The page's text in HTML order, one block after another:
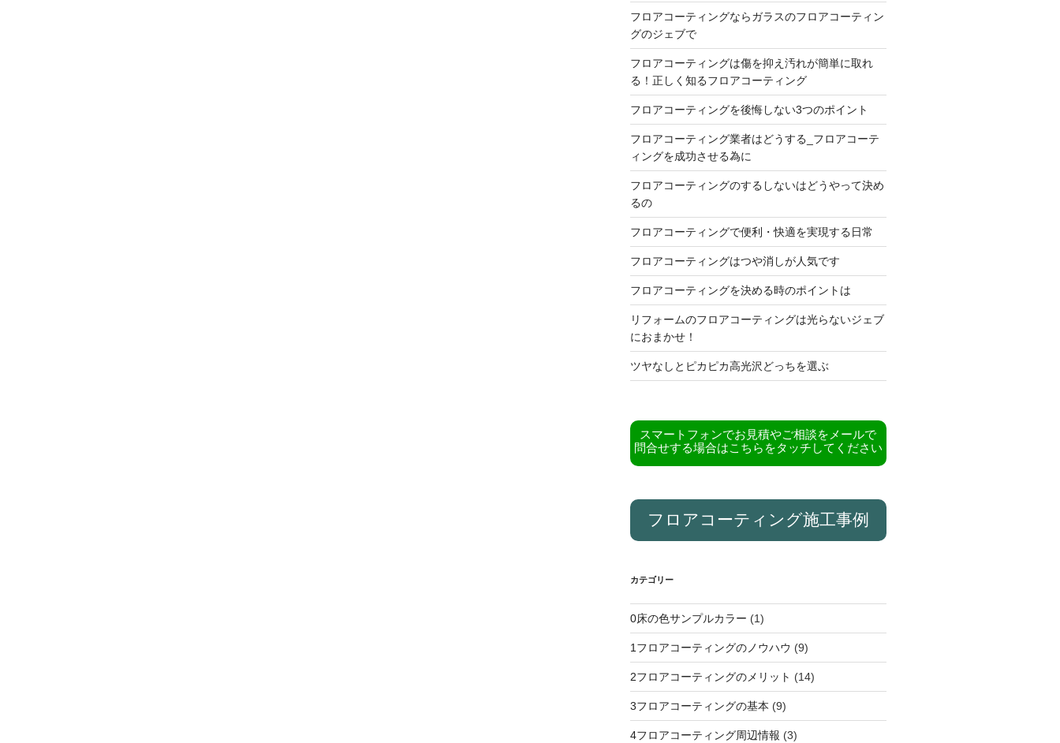
フロアコーティングならガラスのフロアコーティン
グのジェブで
フロアコーティングは傷を抑え汚れが簡単に取れ
る！正しく知るフロアコーティング
フロアコーティングを後悔しない3つのポイント
フロアコーティング業者はどうする_フロアコーテ
ィングを成功させる為に
フロアコーティングのするしないはどうやって決め
るの
フロアコーティングで便利・快適を実現する日常
フロアコーティングはつや消しが人気です
フロアコーティングを決める時のポイントは
リフォームのフロアコーティングは光らないジェブ
におまかせ！
ツヤなしとピカピカ高光沢どっちを選ぶ
スマートフォンでお見積やご相談をメールで
問合せする場合はこちらをタッチしてください
フロアコーティング施工事例
カテゴリー
0床の色サンプルカラー (1)
1フロアコーティングのノウハウ (9)
2フロアコーティングのメリット (14)
3フロアコーティングの基本 (9)
4フロアコーティング周辺情報 (3)